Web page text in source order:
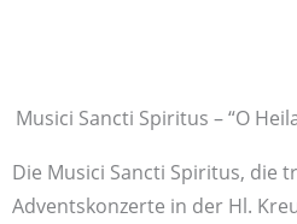
Musici Sancti Spiritus – “O
Die Musici Sancti Spiritus, die
Adventskonzerte in der Hl.